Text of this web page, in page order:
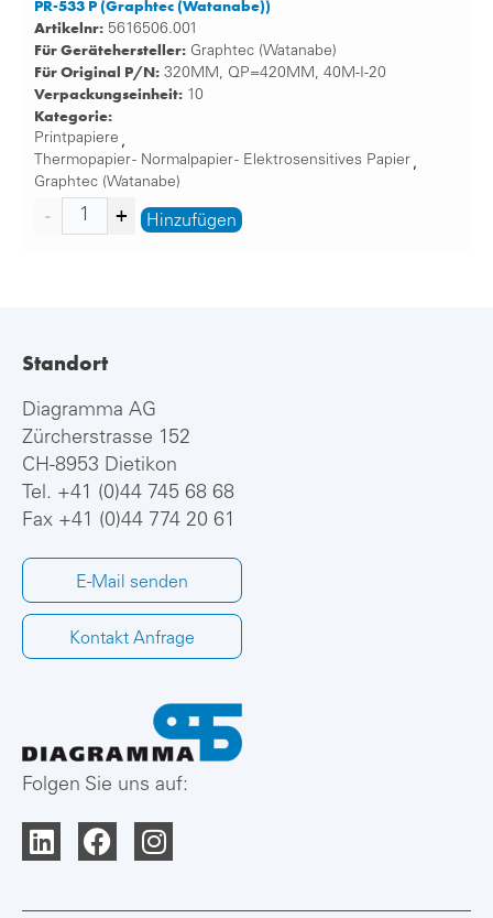
PR-533 P (Graphtec (Watanabe))
Artikelnr: 5616506.001
Für Gerätehersteller: Graphtec (Watanabe)
Für Original P/N: 320MM, QP=420MM, 40M-I-20
Verpackungseinheit: 10
Kategorie:
Printpapiere ,
Thermopapier - Normalpapier - Elektrosensitives Papier ,
Graphtec (Watanabe)
Hinzufügen
Standort
Diagramma AG
Zürcherstrasse 152
CH-8953 Dietikon
Tel. +41 (0)44 745 68 68
Fax +41 (0)44 774 20 61
E-Mail senden
Kontakt Anfrage
Folgen Sie uns auf: